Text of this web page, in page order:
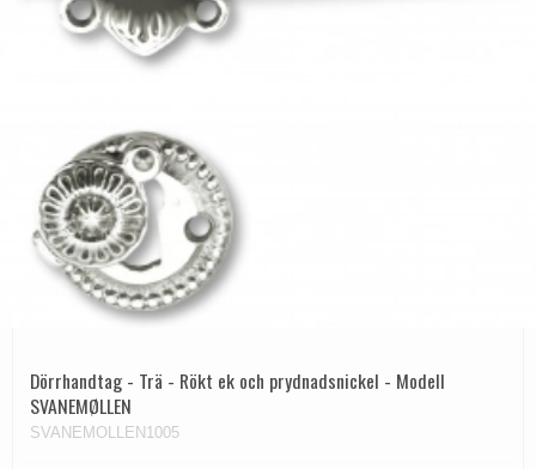
Dörrhandtag - Trä - Rökt ek och prydnadsnickel - Modell
SVANEMØLLEN
SVANEMOLLEN1005